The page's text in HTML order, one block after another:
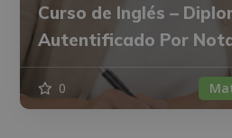
Curso de Inglés –
Autentificado Por
0